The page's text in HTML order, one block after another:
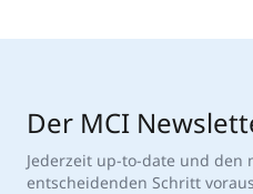
Der MCI
Jederzeit up-to-date und den
entscheidenden Schritt